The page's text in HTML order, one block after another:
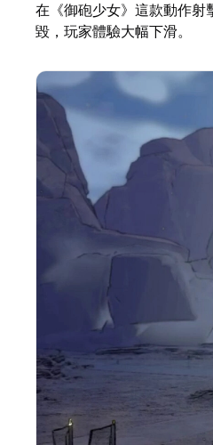
在《御砲少女》這款動作射
毀，玩家體驗大幅下滑。